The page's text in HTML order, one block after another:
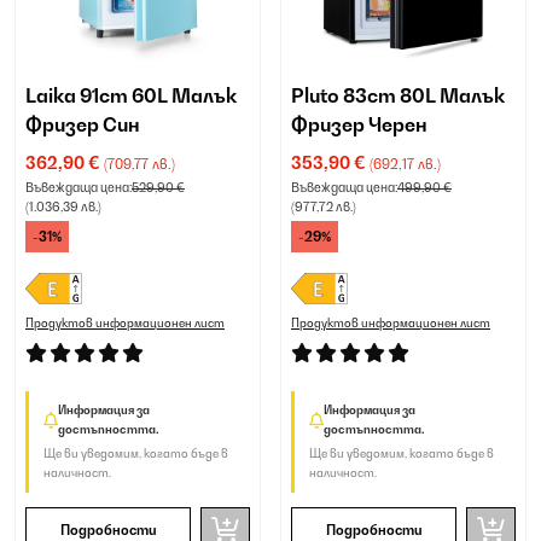
Laika 91cm 60L Малък
Фризер Син
362,90 € (709,77 лв.)
Въвеждаща цена:529,90 €
(1.036,39 лв.)
-31%
Продуктов информационен лист
Информация за
достъпността.
Ще ви уведомим, когато бъде в
наличност.
Подробности
Pluto 83cm 80L Малък
Фризер Черен
353,90 € (692,17 лв.)
Въвеждаща цена:499,90 €
(977,72 лв.)
-29%
Продуктов информационен лист
Информация за
достъпността.
Ще ви уведомим, когато бъде в
наличност.
Подробности